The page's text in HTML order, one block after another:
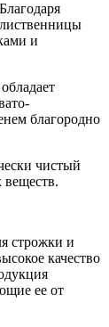
и
благородно
чистый
веществ.
строжки и
качество
ее от